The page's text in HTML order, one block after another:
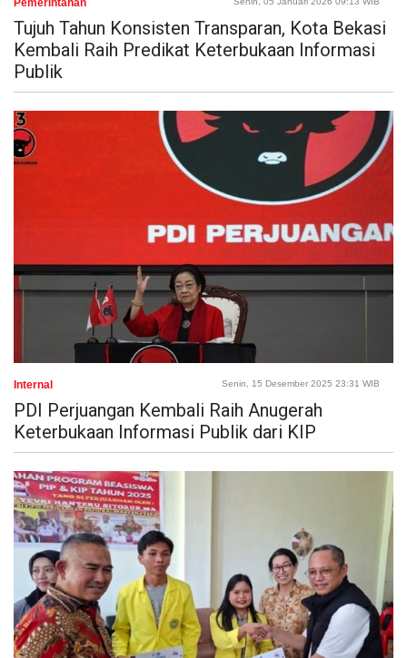
Tujuh Tahun Konsisten Transparan, Kota Bekasi
Kembali Raih Predikat Keterbukaan Informasi
Publik
Internal Senin, 15 Desember 2025 23:31 WIB
PDI Perjuangan Kembali Raih Anugerah
Keterbukaan Informasi Publik dari KIP